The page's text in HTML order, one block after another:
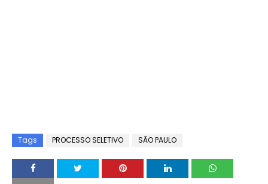
Tags PROCESSO SELETIVO SÃO PAULO